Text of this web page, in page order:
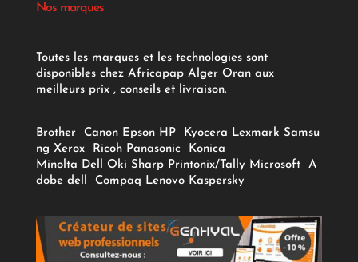
Nos marques
Toutes les marques et les technologies sont
disponibles chez Africapap Alger Oran aux
meilleurs prix , conseils et livraison.
Brother Canon Epson HP Kyocera Lexmark Samsu
ng Xerox Ricoh Panasonic
Konica
Minolta Dell Oki Sharp Printonix/Tally Microsoft
A
dobe dell Compaq Lenovo Kaspersky